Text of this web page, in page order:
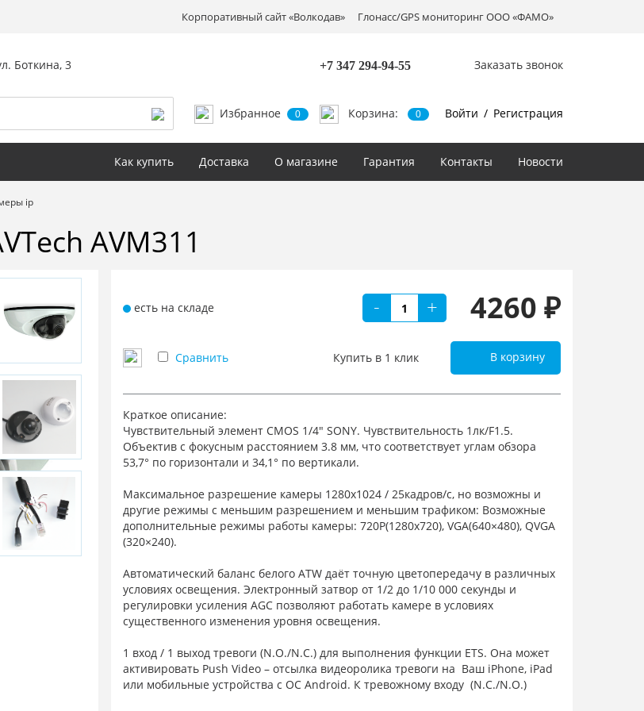
Корпоративный сайт «Волкодав» Глонасс/GPS мониторинг ООО «ФАМО»
Боткина, 3
Избранное 0
+7 347294-94-55
Корзина: 0
Заказать звонок
Войти /Регистрация
Как купить Доставка О магазине Гарантия Контакты Новости
ip
AVM311
есть на складе - + 4260 ₽
Сравнить Купить в 1 клик В корзину
Краткое описание:
Чувствительный элемент CMOS 1/4" SONY. Чувствительность 1лк/F1.5.
Объектив с фокусным расстоянием 3.8 мм, что соответствует углам обзора
53,7° по горизонтали и 34,1° по вертикали.
Максимальное разрешение камеры 1280x1024 / 25кадров/с, но возможны и
другие режимы с меньшим разрешением и меньшим трафиком: Возможные
дополнительные режимы работы камеры: 720P(1280х720), VGA(640×480), QVGA
(320×240).
Автоматический баланс белого ATW даёт точную цветопередачу в различных
условиях освещения. Электронный затвор от 1/2 до 1/10 000 секунды и
регулировки усиления AGC позволяют работать камере в условиях
существенного изменения уровня освещения.
1 вход / 1 выход тревоги (N.O./N.C.) для выполнения функции ETS. Она может
активировать Push Video – отсылка видеоролика тревоги на Ваш iPhone, iPad
или мобильные устройства с ОС Android. К тревожному входу (N.C./N.O.)